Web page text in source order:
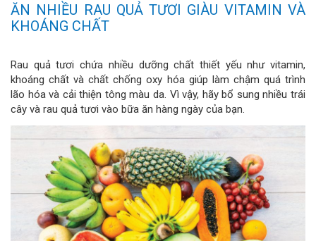
ĂN NHIỀU RAU QUẢ TƯƠI GIÀU VITAMIN VÀ
KHOÁNG CHẤT
Rau quả tươi chứa nhiều dưỡng chất thiết yếu như vitamin,
khoáng chất và chất chống oxy hóa giúp làm chậm quá trình
lão hóa và cải thiện tông màu da. Vì vậy, hãy bổ sung nhiều trái
cây và rau quả tươi vào bữa ăn hàng ngày của bạn.